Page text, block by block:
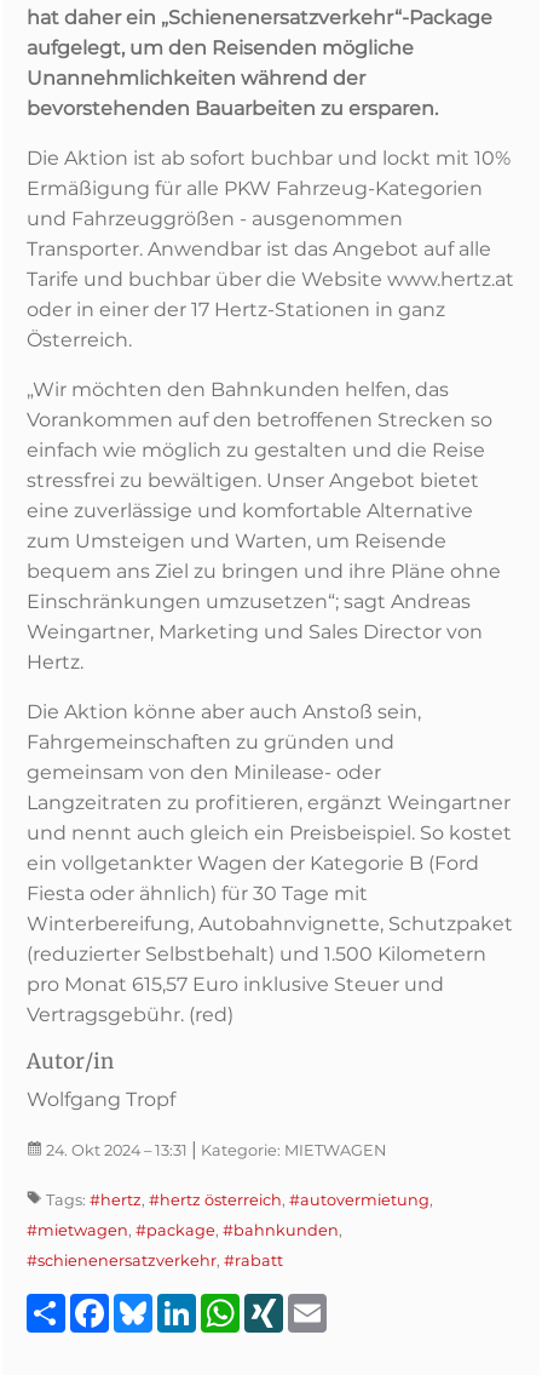
hat daher ein „Schienenersatzverkehr“-Package
aufgelegt, um den Reisenden mögliche
Unannehmlichkeiten während der
bevorstehenden Bauarbeiten zu ersparen.
Die Aktion ist ab sofort buchbar und lockt mit 10%
Ermäßigung für alle PKW Fahrzeug-Kategorien
und Fahrzeuggrößen - ausgenommen
Transporter. Anwendbar ist das Angebot auf alle
Tarife und buchbar über die Website www.hertz.at
oder in einer der 17 Hertz-Stationen in ganz
Österreich.
„Wir möchten den Bahnkunden helfen, das
Vorankommen auf den betroffenen Strecken so
einfach wie möglich zu gestalten und die Reise
stressfrei zu bewältigen. Unser Angebot bietet
eine zuverlässige und komfortable Alternative
zum Umsteigen und Warten, um Reisende
bequem ans Ziel zu bringen und ihre Pläne ohne
Einschränkungen umzusetzen“; sagt Andreas
Weingartner, Marketing und Sales Director von
Hertz.
Die Aktion könne aber auch Anstoß sein,
Fahrgemeinschaften zu gründen und
gemeinsam von den Minilease- oder
Langzeitraten zu profitieren, ergänzt Weingartner
und nennt auch gleich ein Preisbeispiel. So kostet
ein vollgetankter Wagen der Kategorie B (Ford
Fiesta oder ähnlich) für 30 Tage mit
Winterbereifung, Autobahnvignette, Schutzpaket
(reduzierter Selbstbehalt) und 1.500 Kilometern
pro Monat 615,57 Euro inklusive Steuer und
Vertragsgebühr. (red)
Autor/in
Wolfgang Tropf
24. Okt 2024– 13:31 | Kategorie: MIETWAGEN
Tags: #hertz, #hertz österreich, #autovermietung,
#mietwagen, #package, #bahnkunden,
#schienenersatzverkehr, #rabatt
TeilenFacebook
BlueskyLinkedInWhatsApp
XING